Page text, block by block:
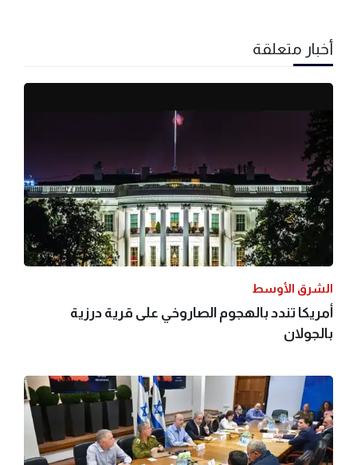
أخبار متعلقة
الشرق الأوسط
أمريكا تندد بالهجوم الصاروخي على قرية درزية
بالجولان